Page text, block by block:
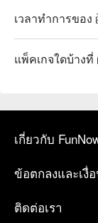
เวลาทำการของ
แพ็คเกจใดบ้างที่
เกี่ยวกับ
ข้อตกลงและเงื่
ติดต่อเรา